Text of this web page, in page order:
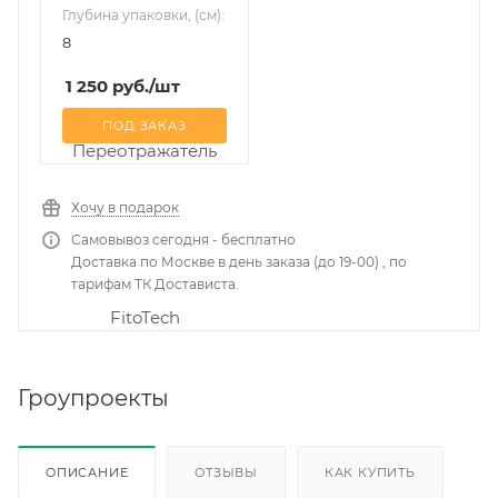
Глубина упаковки, (см):
8
1 250 руб./шт
ПОД ЗАКАЗ
Хочу в подарок
Самовывоз сегодня - бесплатно
Доставка по Москве в день заказа (до 19-00) , по
тарифам ТК Достависта.
Гроупроекты
ОПИСАНИЕ ОТЗЫВЫ КАК КУПИТЬ